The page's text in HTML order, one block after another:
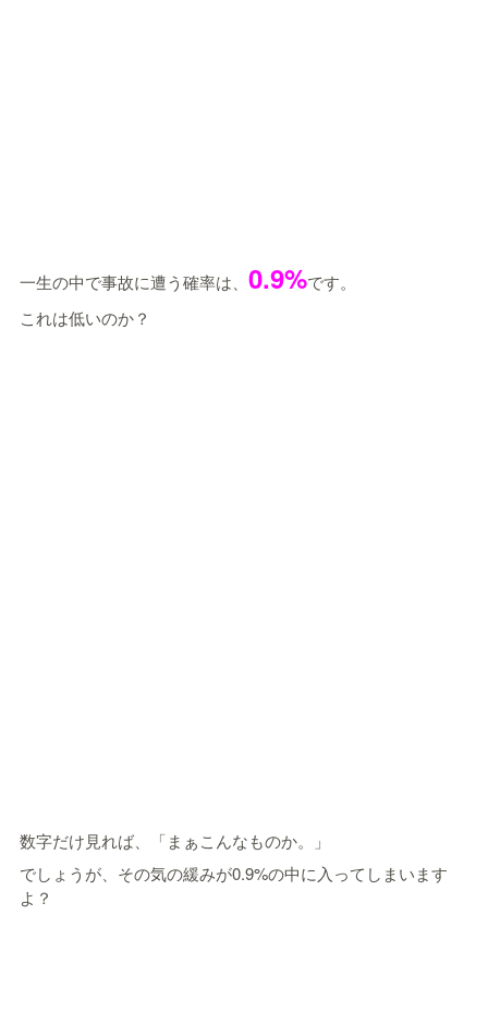
一生の中で事故に遭う確率は、 0.9%です。
これは低いのか？
数字だけ見れば、「まぁこんなものか。」
でしょうが、その気の緩みが0.9%の中に入ってしまいます
よ？